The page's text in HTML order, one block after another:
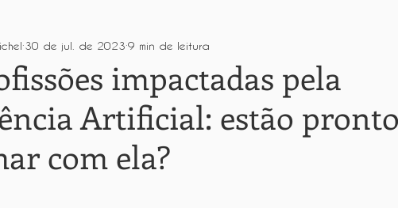
impactadas pela
Artificial: estão
com ela?
30 de jul. de 2023 9 min de leitura